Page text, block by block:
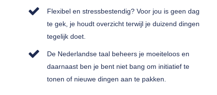
Flexibel en stressbestendig? Voor jou is geen dag
te gek, je houdt overzicht terwijl je duizend dingen
tegelijk doet.
De Nederlandse taal beheers je moeiteloos en
daarnaast ben je bent niet bang om initiatief te
tonen of nieuwe dingen aan te pakken.